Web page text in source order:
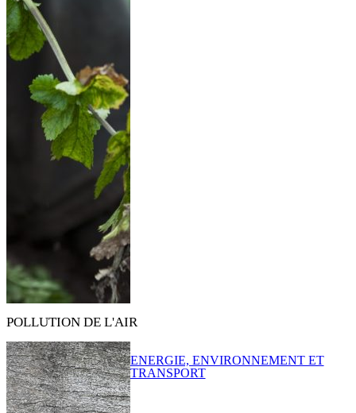
POLLUTION DE L'AIR
ENERGIE, ENVIRONNEMENT ET
TRANSPORT